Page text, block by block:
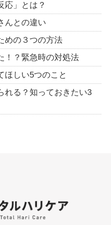
応」とは？
んとの違い
めの３つの方法
！？緊急時の対処法
ほしい5つのこと
れる？知っておきたい3